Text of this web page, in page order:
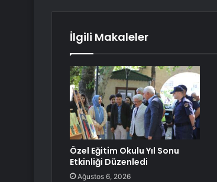
İlgili Makaleler
Özel Eğitim Okulu Yıl Sonu
Etkinliği Düzenledi
Ağustos 6, 2026